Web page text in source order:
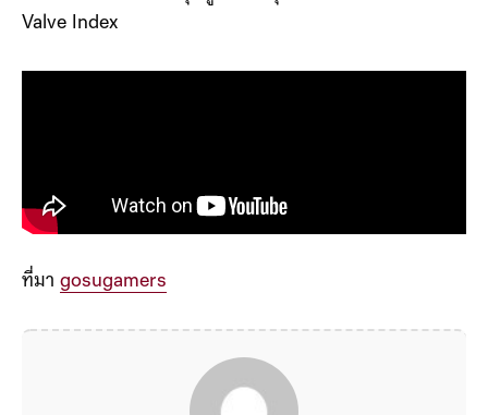
Valve Index
ที่มา gosugamers